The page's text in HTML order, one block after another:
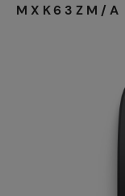
MXK63ZM/A